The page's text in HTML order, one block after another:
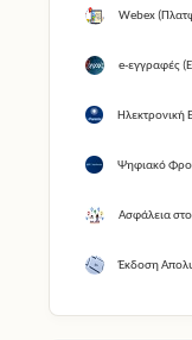
Webex
e-εγγραφές
Ηλεκτρονική
Ψηφιακό
Ασφάλεια
Έκδοση